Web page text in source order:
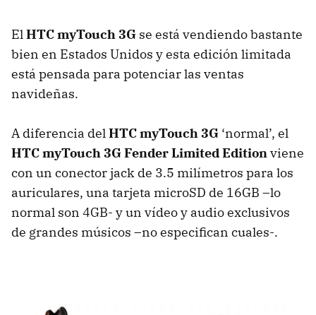
ElHTCmyTouch 3G se está vendiendo bastante
bien en Estados Unidos y esta edición limitada
está pensada para potenciar las ventas
navideñas.
A diferencia delHTCmyTouch 3G ‘normal’, el
HTCmyTouch 3G Fender Limited Editionviene
con un conector jack de 3.5 milímetros para los
auriculares, una tarjeta microSD de 16GB –lo
normal son 4GB- y un vídeo y audio exclusivos
de grandes músicos –no especifican cuales-.